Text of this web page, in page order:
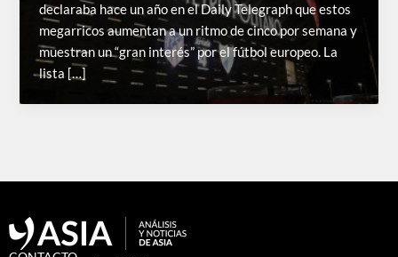
declaraba hace un año en el Daily Telegraph que estos
megarricos aumentan a un ritmo de cinco por semana y
muestran un “gran interés” por el fútbol europeo. La
lista […]